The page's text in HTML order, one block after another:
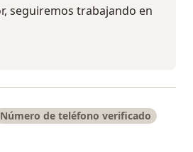
seguiremos trabajando en
Número de teléfono verificado